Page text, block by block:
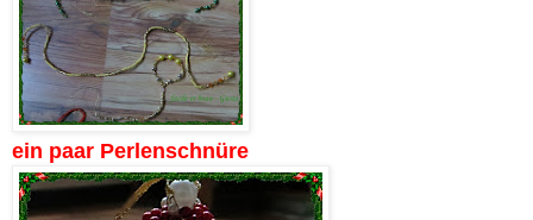
ein paar Perlenschnüre